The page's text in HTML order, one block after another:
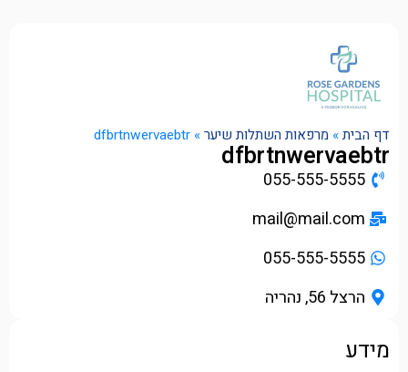
דף הבית» מרפאות השתלות שיער»
dfbrtnwervaebtr
dfbrtnwervaebtr
055-555-5555
mail@mail.com
055-555-5555
הרצל 56, נהריה
מידע